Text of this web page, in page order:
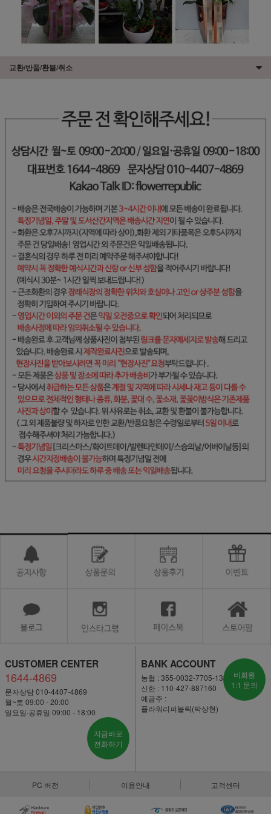
교환/반품/환불/취소
CUSTOMER CENTER
1644-4869
문자상담 010-4407-4869
월~토 09:00 - 20:00
일요일·공휴일 09:00 - 18:00
지금바로
전화하기
BANK ACCOUNT
농협 : 355-0032-7705-13
신한 : 110-427-887160
예금주 :
플라워리퍼블릭(박상현)
비회원
1:1 문의
PC 버전 이용안내 고객센터